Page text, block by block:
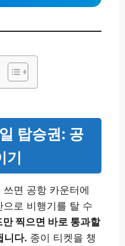
탑승권: 공
기
면 공항 카운터에
로 비행기를 탈 수
찍으면 바로 통과할
니다. 종이 티켓을 챙